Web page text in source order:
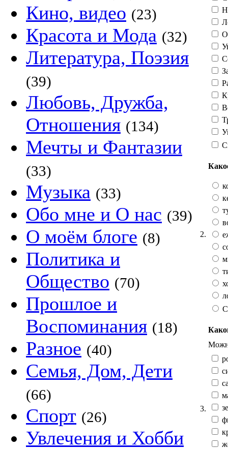
Кино, видео (23)
Красота и Мода (32)
Литература, Поэзия
(39)
Любовь, Дружба,
Отношения (134)
Мечты и Фантазии
(33)
Музыка (33)
Обо мне и О нас (39)
О моём блоге (8)
Политика и
Общество (70)
Прошлое и
Воспоминания (18)
Разное (40)
Семья, Дом, Дети
(66)
Спорт (26)
Увлечения и Хобби
2.
3.